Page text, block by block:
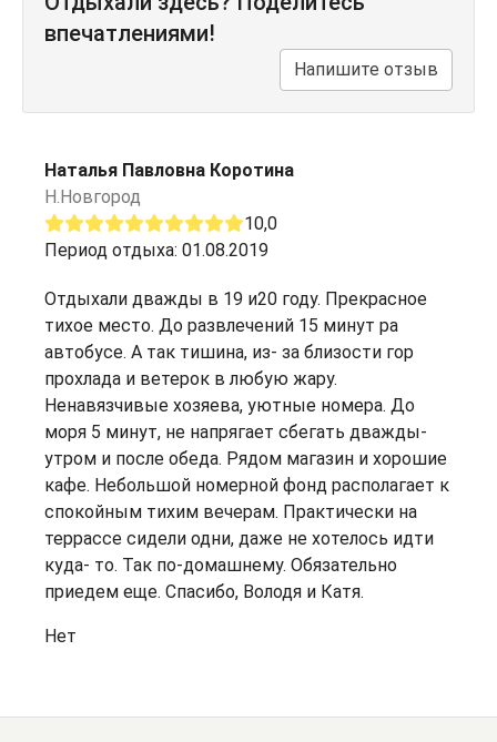
впечатлениями!
Напишите отзыв
Наталья Павловна Коротина
Н.Новгород
10,0
Период отдыха: 01.08.2019
Отдыхали дважды в 19 и20 году. Прекрасное
тихое место. До развлечений 15 минут ра
автобусе. А так тишина, из- за близости гор
прохлада и ветерок в любую жару.
Ненавязчивые хозяева, уютные номера. До
моря 5 минут, не напрягает сбегать дважды-
утром и после обеда. Рядом магазин и хорошие
кафе. Небольшой номерной фонд располагает к
спокойным тихим вечерам. Практически на
террассе сидели одни, даже не хотелось идти
куда- то. Так по-домашнему. Обязательно
приедем еще. Спасибо, Володя и Катя.
Нет